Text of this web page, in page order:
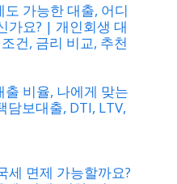
가능한 대출, 어디
가요? | 개인회생 대
건, 금리 비교, 추천
출 비율, 나에게 맞는
담보대출, DTI, LTV,
세 면제 가능할까요?